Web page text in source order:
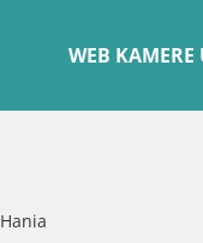
WEB KAMERE
Hania